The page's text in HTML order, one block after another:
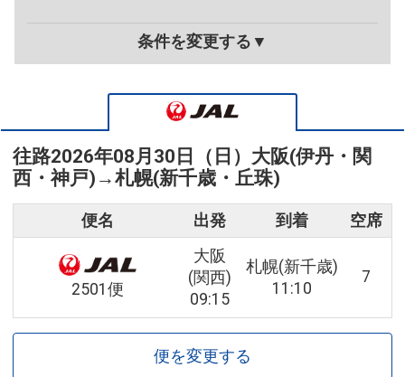
条件を変更する▼
往路2026年08月30日（日） 大阪(伊丹・関
西・神戸) →札幌(新千歳・丘珠)
便名 出発 到着 空席
2501便
大阪
(関西)
09:15
札幌(新千歳)
11:10
7
便を変更する